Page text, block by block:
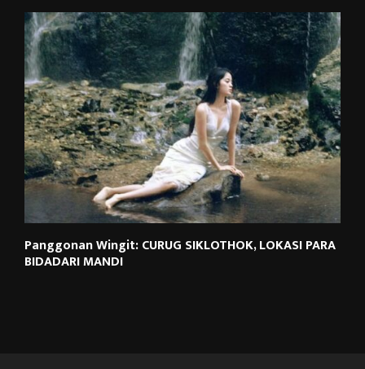
Panggonan Wingit: CURUG SIKLOTHOK, LOKASI PARA
BIDADARI MANDI